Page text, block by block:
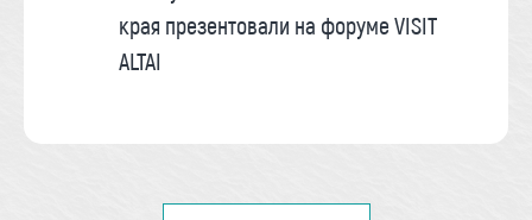
края презентовали на форуме VISIT
ALTAI